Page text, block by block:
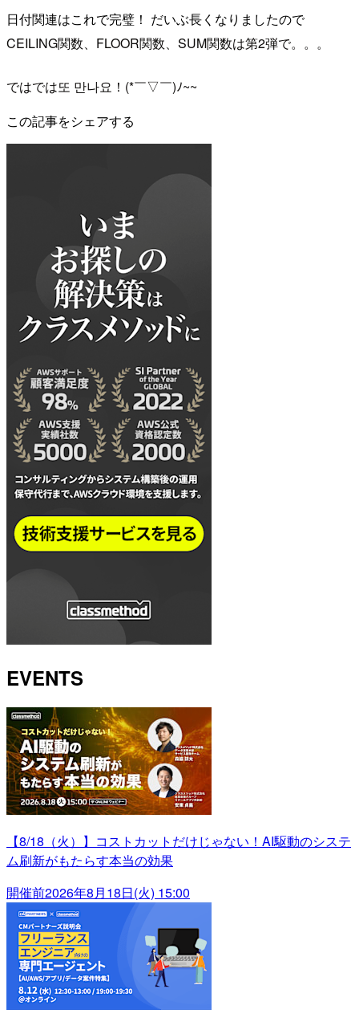
日付関連はこれで完璧！ だいぶ長くなりましたので
CEILING関数、FLOOR関数、SUM関数は第2弾で。。。
ではでは또 만나요！(*￣▽￣)ﾉ~~
この記事をシェアする
EVENTS
【8/18（火）】コストカットだけじゃない！AI駆動のシステ
ム刷新がもたらす本当の効果
開催前2026年8月18日(火) 15:00